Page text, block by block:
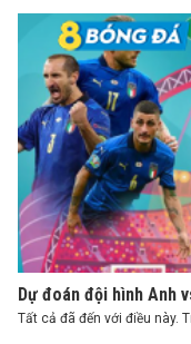
Dự đoán đội hình Anh
Tất cả đã đến với điều này.